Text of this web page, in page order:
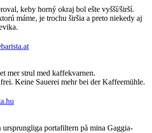
keby horný okraj bol ešte vyšší/širší.
máme, je trochu širšia a preto niekedy aj
mer strul med kaffekvarnen.
Keine Sauerei mehr bei der Kaffeemühle.
ursprungliga portafiltern på mina Gaggia-